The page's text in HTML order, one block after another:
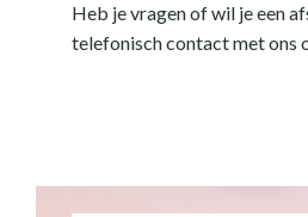
Heb je vragen of wil je een
telefonisch contact met ons